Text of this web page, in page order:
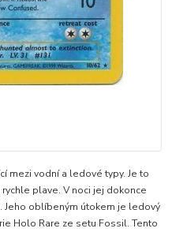
mezi vodní a ledové typy. Je to
plave. V noci jej dokonce
Jeho oblíbeným útokem je ledový
Holo Rare ze setu Fossil. Tento